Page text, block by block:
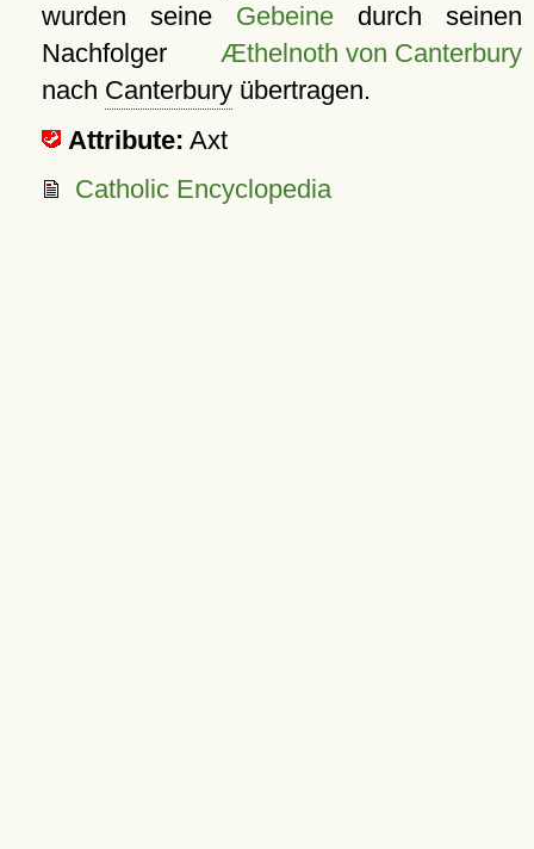
wurden seine Gebeinedurch seinen
Nachfolger Æthelnoth von Canterbury
nach Canterburyübertragen.
Attribute: Axt
Catholic Encyclopedia